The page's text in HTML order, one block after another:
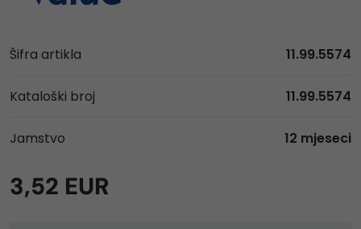
Šifra artikla 11.99.5574
Kataloški broj 11.99.5574
Jamstvo 12 mjeseci
3,52 EUR